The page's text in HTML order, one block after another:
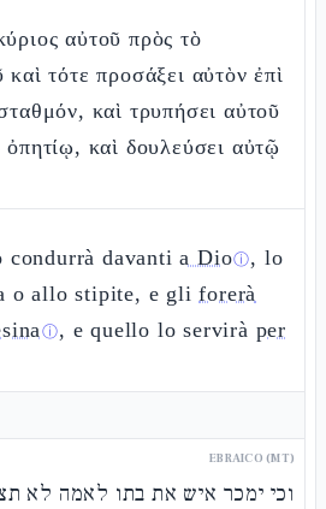
αὐτοῦ πρὸς τὸ
καὶ τότε προσάξει αὐτὸν ἐπὶ
καὶ τρυπήσει αὐτοῦ
καὶ δουλεύσει αὐτῷ
condurrà davantia Dioⓘ, lo
o allo stipite, e gliforerà
ⓘ, e quello lo servirà per
EBRAICO (MT)
וכי ימכר איש את בתו לאמה לא